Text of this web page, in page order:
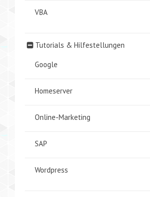
VBA
Tutorials & Hilfestellungen
Google
Homeserver
Online-Marketing
SAP
Wordpress